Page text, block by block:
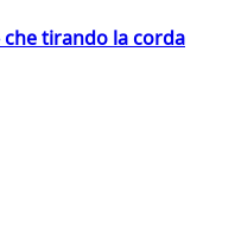
tirando la corda